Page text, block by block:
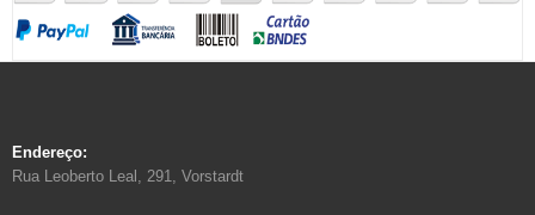
Endereço:
Rua Leoberto Leal, 291, Vorstardt